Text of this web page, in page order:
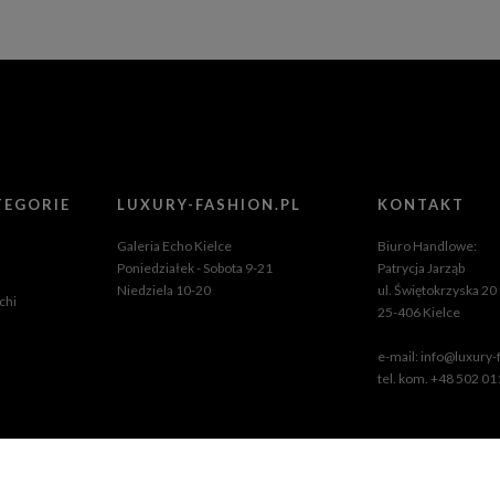
LUXURY-FASHION.PL
Galeria Echo Kielce
Poniedziałek - Sobota 9-21
Niedziela 10-20
KONTAKT
Biuro Handlowe:
Patrycja Jarząb
ul. Świętokrzyska 20
25-406 Kielce
e-mail: info@luxury-
tel. kom. +48 502